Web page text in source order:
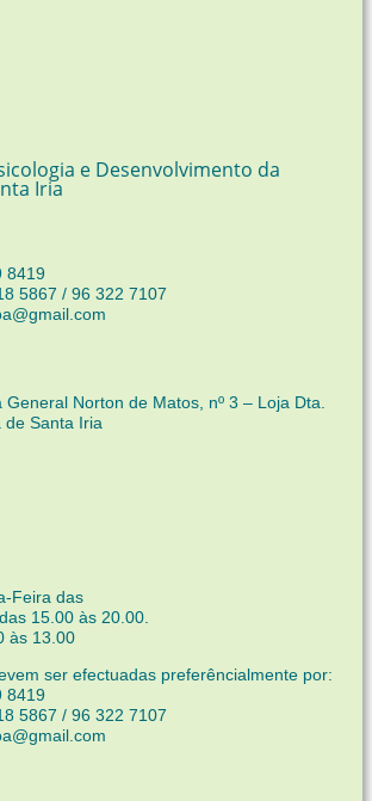
e Desenvolvimento da
Iria
8419
5867 / 96 322 7107
Norton de Matos, nº 3 – Loja Dta.
de Santa Iria
Feira das
15.00 às 20.00.
às 13.00
ser efectuadas preferêncialmente por:
8419
5867 / 96 322 7107